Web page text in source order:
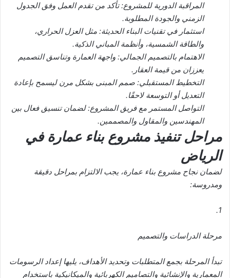
المراقبة الدورية للمشروع: تأكد من تقدم العمل وفق الجدول
الزمني والجودة المطلوبة.
استثمار في تقنيات البناء الحديثة: مثل العزل الحراري،
والطاقة الشمسية، وأنظمة المباني الذكية.
الاهتمام بالتصميم الجمالي: واجهة العمارة وتناسق التصميم
يعززان من قيمة العقار.
التخطيط المستقبلي: صمم المبنى بشكل مرن ليسمح بإعادة
التعديل أو التوسعة لاحقًا.
التواصل المستمر مع فريق المشروع: لضمان تنسيق فعال بين
المهندسين والمقاول والمصممين.
مراحل تنفيذ مشروع بناء عمارة في
الرياض
لضمان نجاح مشروع بناء عمارة، يجب الالتزام بمراحل دقيقة
ومدروسة:
1.
مرحلة الدراسات والتصميم
تبدأ المرحلة بجمع المتطلبات وتحديد الأهداف، يليها إعداد الرسومات
المعمارية والإنشائية والتصاميم الكهربائية والميكانيكية باستخدام